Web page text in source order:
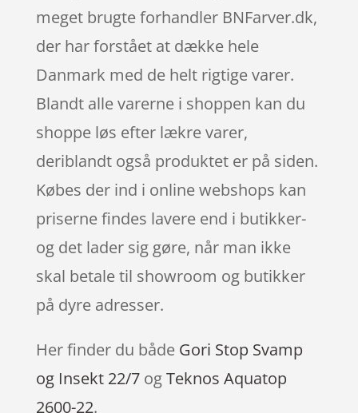
meget brugte forhandler BNFarver.dk,
der har forstået at dække hele
Danmark med de helt rigtige varer.
Blandt alle varerne i shoppen kan du
shoppe løs efter lækre varer,
deriblandt også produktet er på siden.
Købes der ind i online webshops kan
priserne findes lavere end i butikker-
og det lader sig gøre, når man ikke
skal betale til showroom og butikker
på dyre adresser.
Her finder du både Gori Stop Svamp
og Insekt 22/7ogTeknos Aquatop
2600-22.